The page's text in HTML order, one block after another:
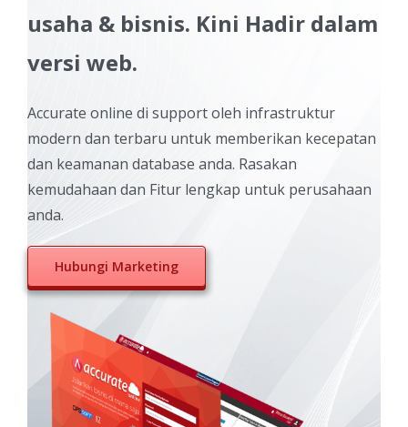
usaha & bisnis. Kini Hadir dalam
versi web.
Accurate online di support oleh infrastruktur
modern dan terbaru untuk memberikan kecepatan
dan keamanan database anda. Rasakan
kemudahaan dan Fitur lengkap untuk perusahaan
anda.
Hubungi Marketing